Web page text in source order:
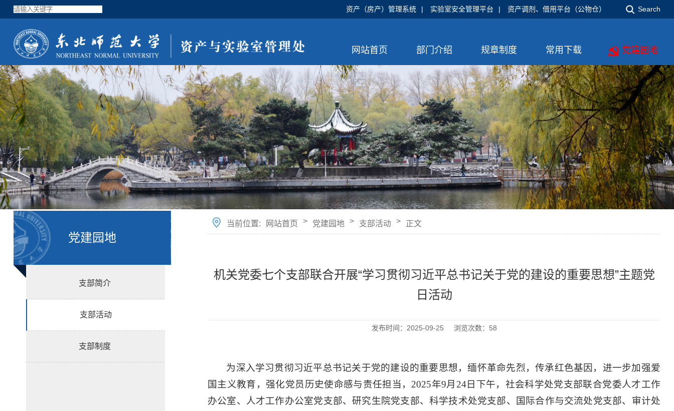
Search
资产（房产）管理系统 | 实验室安全管理平台 | 资产调剂、借用平台（公物仓）
网站首页 部门介绍 规章制度 常用下载 党建园地
党建园地
支部简介
支部活动
支部制度
当前位置: 网站首页 > 党建园地 > 支部活动 > 正文
机关党委七个支部联合开展“学习贯彻习近平总书记关于党的建设的重要思想”主题党
日活动
发布时间：2025-09-25 浏览次数： 58
为深入学习贯彻习近平总书记关于党的建设的重要思想，缅怀革命先烈，传承红色基因，进一步加强爱
国主义教育，强化党员历史使命感与责任担当， 2025年9月 24日下午，社会科学处党支部联合党委人才工作
办公室、人才工作办公室党支部、研究生院党支部、科学技术处党支部、国际合作与交流处党支部、审计处